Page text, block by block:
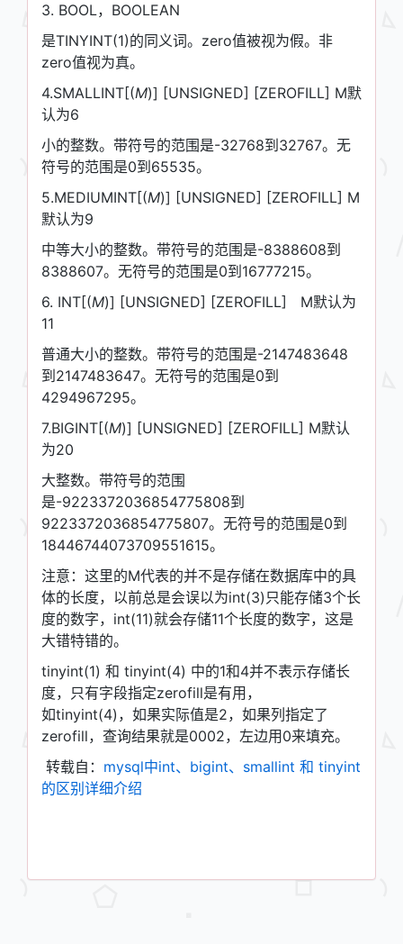
3. BOOL，BOOLEAN
是TINYINT(1)的同义词。zero值被视为假。非
zero值视为真。
4.SMALLINT[(M)] [UNSIGNED] [ZEROFILL] M默
认为6
小的整数。带符号的范围是-32768到32767。无
符号的范围是0到65535。
5.MEDIUMINT[(M)] [UNSIGNED] [ZEROFILL] M
默认为9
中等大小的整数。带符号的范围是-8388608到
8388607。无符号的范围是0到16777215。
6. INT[(M)] [UNSIGNED] [ZEROFILL] M默认为
11
普通大小的整数。带符号的范围是-2147483648
到2147483647。无符号的范围是0到
4294967295。
7.BIGINT[(M)] [UNSIGNED] [ZEROFILL] M默认
为20
大整数。带符号的范围
是-9223372036854775808到
9223372036854775807。无符号的范围是0到
18446744073709551615。
注意：这里的M代表的并不是存储在数据库中的具
体的长度，以前总是会误以为int(3)只能存储3个长
度的数字，int(11)就会存储11个长度的数字，这是
大错特错的。
tinyint(1) 和 tinyint(4) 中的1和4并不表示存储长
度，只有字段指定zerofill是有用，
如tinyint(4)，如果实际值是2，如果列指定了
zerofill，查询结果就是0002，左边用0来填充。
转载自： mysql中int、bigint、smallint 和 tinyint
的区别详细介绍